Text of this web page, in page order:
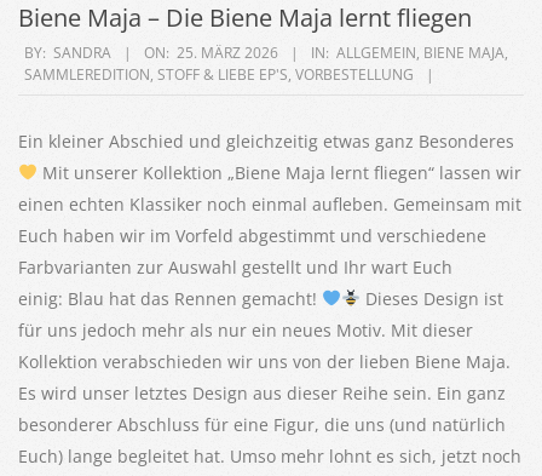
Biene Maja – Die Biene Maja lernt fliegen
2026-
03-
BY: SANDRA ON: 25. MÄRZ 2026 IN: ALLGEMEIN, BIENE MAJA,
SAMMLEREDITION, STOFF & LIEBE EP'S, VORBESTELLUNG
Ein kleiner Abschied und gleichzeitig etwas ganz Besonderes
Mit unserer Kollektion „Biene Maja lernt fliegen“ lassen wir
einen echten Klassiker noch einmal aufleben. Gemeinsam mit
Euch haben wir im Vorfeld abgestimmt und verschiedene
Farbvarianten zur Auswahl gestellt und Ihr wart Euch
einig: Blau hat das Rennen gemacht!
Dieses Design ist
für uns jedoch mehr als nur ein neues Motiv. Mit dieser
Kollektion verabschieden wir uns von der lieben Biene Maja.
Es wird unser letztes Design aus dieser Reihe sein. Ein ganz
besonderer Abschluss für eine Figur, die uns (und natürlich
Euch) lange begleitet hat. Umso mehr lohnt es sich, jetzt noch